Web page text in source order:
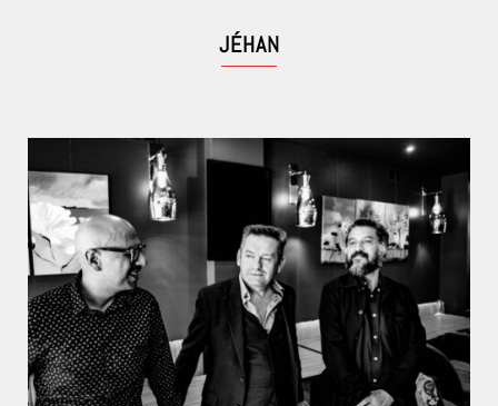
JÉHAN